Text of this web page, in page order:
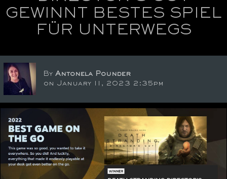
GEWINNT BESTES SPIEL
FÜR UNTERWEGS
By Antonela Pounder
on January 11, 2023 2:35pm